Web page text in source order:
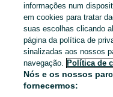
informações num
em cookies para tratar
suas escolhas clicando
página da política de
sinalizadas aos nossos
navegação. Política de
Nós e os nossos
fornecermos: